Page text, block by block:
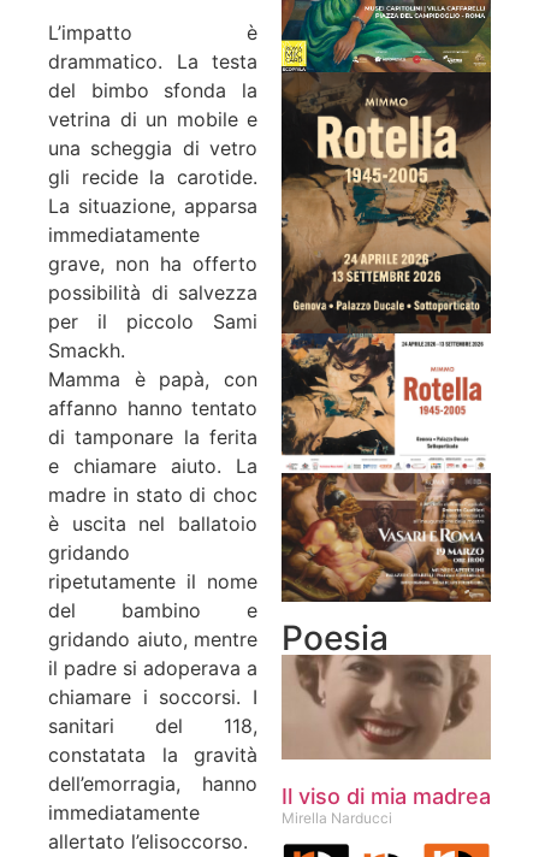
L’impatto è
drammatico. La testa
del bimbo sfonda la
vetrina di un mobile e
una scheggia di vetro
gli recide la carotide.
La situazione, apparsa
immediatamente
grave, non ha offerto
possibilità di salvezza
per il piccolo Sami
Smackh.
Mamma è papà, con
affanno hanno tentato
di tamponare la ferita
e chiamare aiuto. La
madre in stato di choc
è uscita nel ballatoio
gridando
ripetutamente il nome
del bambino e
gridando aiuto, mentre
il padre si adoperava a
chiamare i soccorsi. I
sanitari del 118,
constatata la gravità
dell’emorragia, hanno
immediatamente
allertato l’elisoccorso.
Poesia
Il viso di mia madrea
Mirella Narducci